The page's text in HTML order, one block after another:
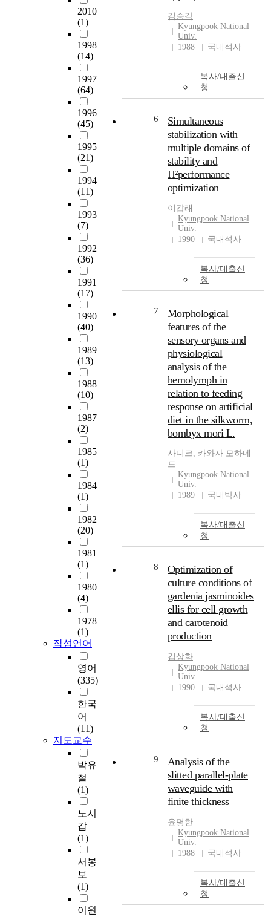
2010
(1)
1998
(14)
1997
(64)
1996
(45)
1995
(21)
1994
(11)
1993
(7)
1992
(36)
1991
(17)
1990
(40)
1989
(13)
1988
(10)
1987
(2)
1985
(1)
1984
(1)
1982
(20)
1981
(1)
1980
(4)
1978
(1)
작성언어
영어
(335)
한국
어
(11)
지도교수
박유
철
(1)
노시
갑
(1)
서봉
보
(1)
이원
observed. It was
recognised that there was a
significant change in
elongation in all the
three different chemicals.
In the test with acetic acid,
change. Change was
observed in the test with
sulphuric acid at 40℃ pH
3 and in the case of formic
acid test, there was a
significant change in the
elongation of raw silk at
80℃. The above results
qualifies earlier findings
and studies that recorded
that acids like formic acid
could have an effect on
the physical properties of
silk.
김승각
Kyungpook National
Univ.
1988
국내석사
복사/대출신
청
6
Simultaneous
stabilization with
multiple domains of
stability and
H²performance
optimization
이갑래
Kyungpook National
Univ.
1990
국내석사
복사/대출신
청
7
Morphological
features of the
sensory organs and
physiological
analysis of the
hemolymph in
relation to feeding
response on artificial
diet in the silkworm,
bombyx mori L.
사디크, 카와자 모하메
드
Kyungpook National
Univ.
1989
국내박사
복사/대출신
청
8
Optimization of
culture conditions of
gardenia jasminoides
ellis for cell growth
and carotenoid
production
김상화
Kyungpook National
Univ.
1990
국내석사
복사/대출신
청
9
Analysis of the
slitted parallel-plate
waveguide with
finite thickness
윤명한
Kyungpook National
Univ.
1988
국내석사
복사/대출신
청